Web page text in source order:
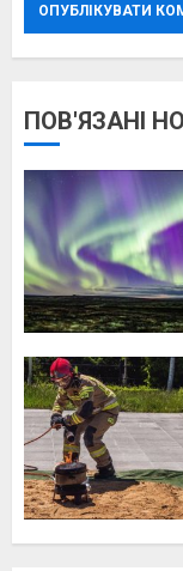
ПОВ'ЯЗАНІ